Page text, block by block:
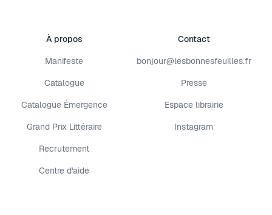
À propos
Manifeste
Catalogue
Catalogue Émergence
Grand Prix Littéraire
Recrutement
Centre d'aide
Contact
bonjour@lesbonnesfeuilles.fr
Presse
Espace librairie
Instagram